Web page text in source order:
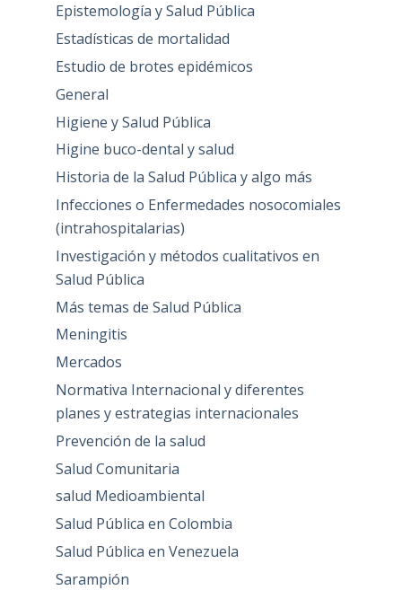
Epistemología y Salud Pública
Estadísticas de mortalidad
Estudio de brotes epidémicos
General
Higiene y Salud Pública
Higine buco-dental y salud
Historia de la Salud Pública y algo más
Infecciones o Enfermedades nosocomiales
(intrahospitalarias)
Investigación y métodos cualitativos en
Salud Pública
Más temas de Salud Pública
Meningitis
Mercados
Normativa Internacional y diferentes
planes y estrategias internacionales
Prevención de la salud
Salud Comunitaria
salud Medioambiental
Salud Pública en Colombia
Salud Pública en Venezuela
Sarampión